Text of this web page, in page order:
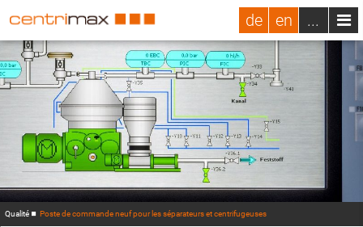
de en ...
Qualité Poste de commande neuf pour les séparateurs et centrifugeuses